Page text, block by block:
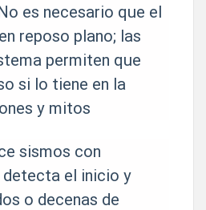
es necesario que el
reposo plano; las
permiten que
si lo tiene en la
y mitos
sismos con
el inicio y
o decenas de